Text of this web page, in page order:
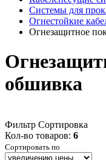
Системы для
Огнестойкие
Огнезащитное
обшивка
Фильтр Сортировка
Кол-во товаров: 6
Сортировать по